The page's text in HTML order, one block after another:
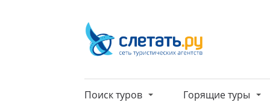
Поиск туров Горящие туры